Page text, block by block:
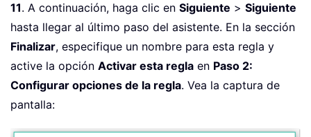
11. A continuación, haga clic en Siguiente > Siguiente
hasta llegar al último paso del asistente. En la sección
Finalizar, especifique un nombre para esta regla y
active la opción Activar esta regla en Paso 2:
Configurar opciones de la regla. Vea la captura de
pantalla: